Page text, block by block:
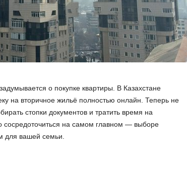
о покупке квартиры. В Казахстане
на вторичное жильё полностью онлайн. Теперь не
стопки документов и тратить время на
сосредоточиться на самом главном — выборе
для вашей семьи.